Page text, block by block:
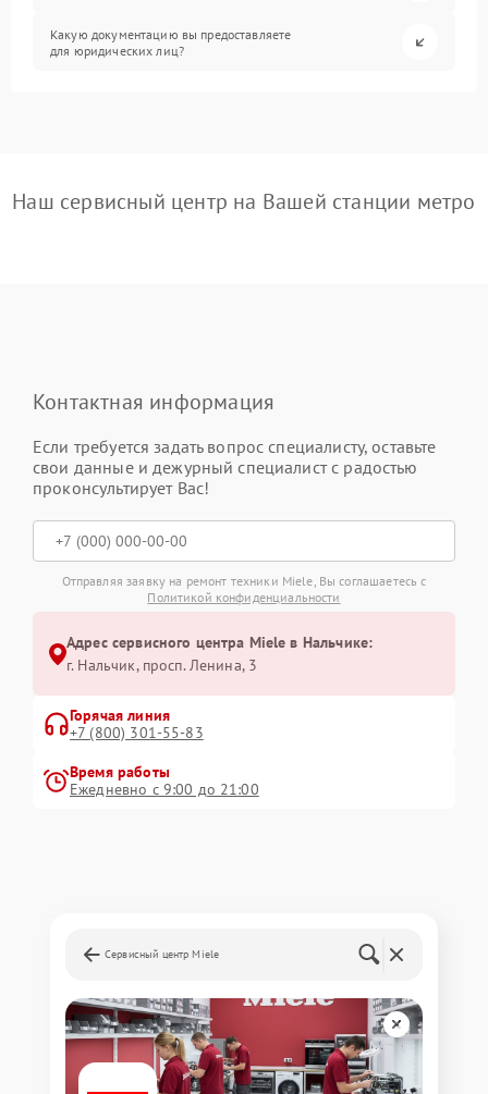
Какую документацию вы предоставляете
для юридических лиц?
Наш сервисный центр на Вашей станции метро
Контактная информация
Если требуется задать вопрос специалисту, оставьте
свои данные и дежурный специалист с радостью
проконсультирует Вас!
Отправляя заявку на ремонт техники Miele, Вы соглашаетесь с
Политикой конфиденциальности
Адрес сервисного центра Miele в Нальчике:
г. Нальчик, просп. Ленина, 3
Горячая линия
+7 (800) 301-55-83
Время работы
Ежедневно с 9:00 до 21:00
Сервисный центр Miele